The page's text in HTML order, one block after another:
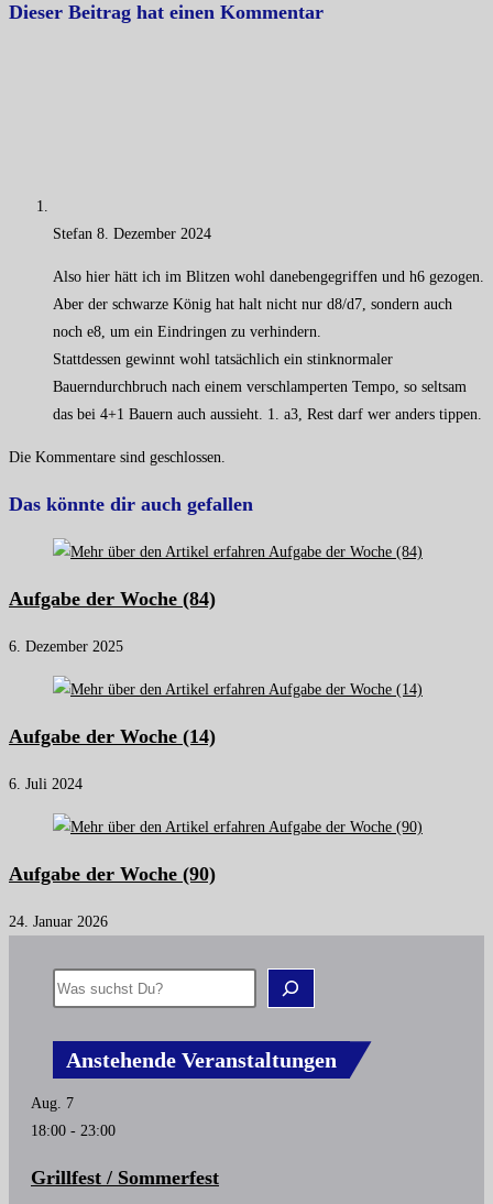
Dieser Beitrag hat einen Kommentar
Stefan 8. Dezember 2024
Also hier hätt ich im Blitzen wohl danebengegriffen und h6 gezogen.
Aber der schwarze König hat halt nicht nur d8/d7, sondern auch
noch e8, um ein Eindringen zu verhindern.
Stattdessen gewinnt wohl tatsächlich ein stinknormaler
Bauerndurchbruch nach einem verschlamperten Tempo, so seltsam
das bei 4+1 Bauern auch aussieht. 1. a3, Rest darf wer anders tippen.
Die Kommentare sind geschlossen.
Das könnte dir auch gefallen
Aufgabe der Woche (84)
6. Dezember 2025
Aufgabe der Woche (14)
6. Juli 2024
Aufgabe der Woche (90)
24. Januar 2026
Anstehende Veranstaltungen
Aug. 7
18:00 - 23:00
Grillfest / Sommerfest